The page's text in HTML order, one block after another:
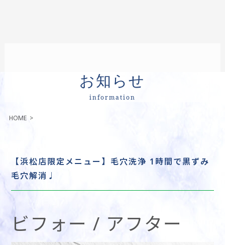
お知らせ
information
HOME>
【浜松店限定メニュー】毛穴洗浄 1時間で黒ずみ
毛穴解消♩
ビフォー / アフター